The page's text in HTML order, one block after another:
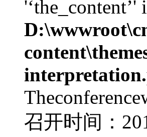
'‘the_content’'
召开时间：